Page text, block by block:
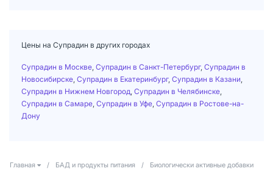
Цены на Супрадин в других городах
Супрадин в Москве Супрадин в Санкт-Петербург, Супрадин в
Новосибирске Супрадин в Екатеринбург, Супрадин в Казани
Супрадин в Нижнем Новгород Супрадин в Челябинске
Супрадин в Самаре Супрадин в Уфе Супрадин в Ростове-на-
Дону
Главная / БАД и продукты питания /
Биологически активные добавки